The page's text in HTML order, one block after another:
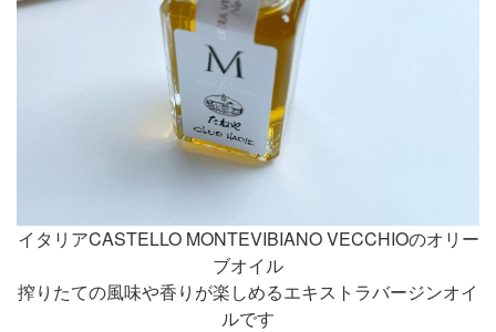
イタリアCASTELLO MONTEVIBIANO VECCHIOのオリー
ブオイル
搾りたての風味や香りが楽しめるエキストラバージンオイ
ルです